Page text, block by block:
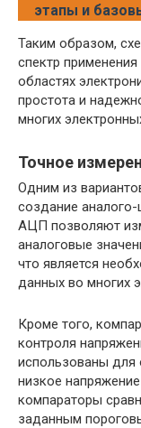
этапы и
Таким образом,
спектр
областях
простота и
многих
Точное
Одним из
создание
АЦП позволяют
аналоговые
что является
данных во многих
Кроме того,
контроля
использованы для
низкое
компараторы
заданным